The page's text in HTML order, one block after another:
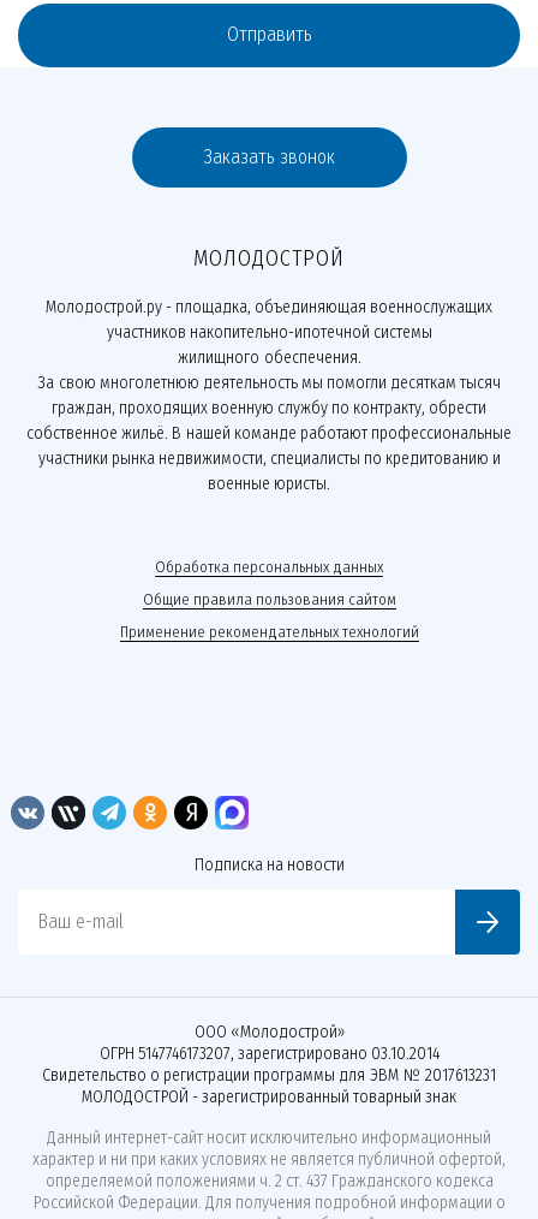
Отправить
Заказать звонок
МОЛОДОСТРОЙ
Молодострой.ру - площадка, объединяющая военнослужащих
участников накопительно-ипотечной системы
жилищного обеспечения.
За свою многолетнюю деятельность мы помогли десяткам тысяч
граждан, проходящих военную службу по контракту, обрести
собственное жильё. В нашей команде работают профессиональные
участники рынка недвижимости, специалисты по кредитованию и
военные юристы.
Обработка персональных данных
Общие правила пользования сайтом
Применение рекомендательных технологий
Подписка на новости
Ваш e-mail
ООО «Молодострой»
ОГРН 5147746173207, зарегистрировано 03.10.2014
Свидетельство о регистрации программы для ЭВМ № 2017613231
МОЛОДОСТРОЙ - зарегистрированный товарный знак
Данный интернет-сайт носит исключительно информационный
характер и ни при каких условиях не является публичной офертой,
определяемой положениями ч. 2 ст. 437 Гражданского кодекса
Российской Федерации. Для получения подробной информации о